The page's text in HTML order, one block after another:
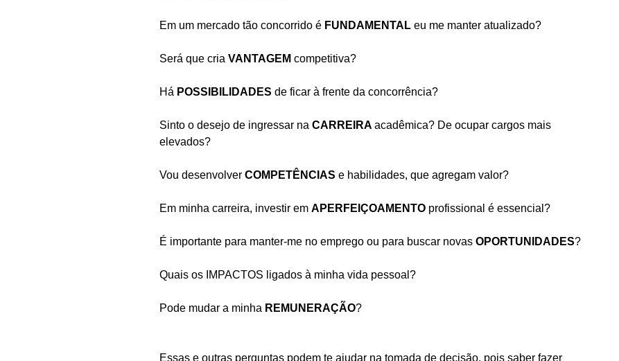
Em um mercado tão concorrido é FUNDAMENTAL eu me manter atualizado?
Será que cria VANTAGEM competitiva?
Há POSSIBILIDADES de ficar à frente da concorrência?
Sinto o desejo de ingressar na CARREIRA acadêmica? De ocupar cargos mais
elevados?
Vou desenvolver COMPETÊNCIAS e habilidades, que agregam valor?
Em minha carreira, investir em APERFEIÇOAMENTO profissional é essencial?
É importante para manter-me no emprego ou para buscar novas OPORTUNIDADES?
Quais os IMPACTOS ligados à minha vida pessoal?
Pode mudar a minha REMUNERAÇÃO?
Essas e outras perguntas podem te ajudar na tomada de decisão, pois saber fazer